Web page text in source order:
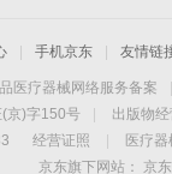
手机京东 友情链
医疗器械网络服务备案
京)字150号
出版物
经营证照 医疗
京东旗下网站：
京